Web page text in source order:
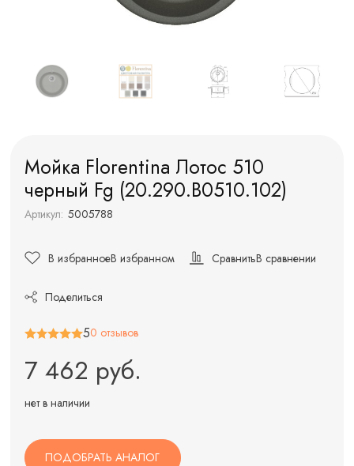
Мойка Florentina Лотос 510
черный Fg (20.290.B0510.102)
Артикул: 5005788
В избранноеВ избранном СравнитьВ сравнении
Поделиться
50 отзывов
7 462 руб.
нет в наличии
ПОДОБРАТЬ АНАЛОГ